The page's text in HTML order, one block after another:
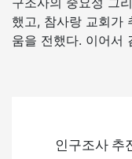
했고, 참사랑 교회가
움을 전했다. 이어서
인구조사 추